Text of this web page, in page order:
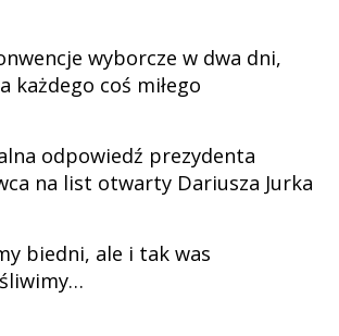
wyborcze w dwa dni,
każdego coś miłego
odpowiedź prezydenta
na list otwarty Dariusza Jurka
biedni, ale i tak was